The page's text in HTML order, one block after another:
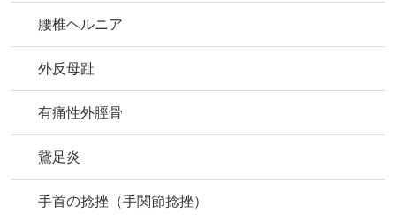
腰椎ヘルニア
外反母趾
有痛性外脛骨
鵞足炎
手首の捻挫（手関節捻挫）